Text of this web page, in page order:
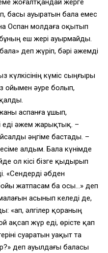
басы ауыратын бала емес
Оспан молдаға оқытып
еш жері ауырмайды.
деп жүріп, бәрі әжемді
күлкісінің күміс сыңғыры
ойымен әуре болып,
аспанға ұшып,
еді әжем жарықтық. –
әңгіме бастады. –
алдым. Бала күнімде
ол кісі бізге қыдырып
«Сендерді әбден
жатпасам ба осы…» деп
асынып келеді де,
«Қап, әлгілер қораның
ақсап жүр еді, өрісте қап
суаратын уақыт та
деп ауылдағы баласы